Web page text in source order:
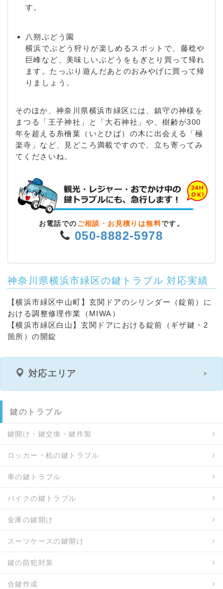
す。
八朔ぶどう園
横浜でぶどう狩りが楽しめるスポットで、藤稔や
巨峰など、美味しいぶどうをもぎとり買って帰れ
ます。たっぶり遊んだあとのおみやげに買って帰
りましょう。
そのほか、神奈川県横浜市緑区には、鎮守の神様を
まつる「王子神社」と「大石神社」や、樹齢が300
年を超える糸檜葉（いとひば）の木に出会える「極
楽寺」など、見どころ満載ですので、立ち寄ってみ
てくださいね。
お電話での ご相談・お見積りは無料です。
050-8882-5978
神奈川県横浜市緑区の鍵トラブル 対応実績
【横浜市緑区中山町】玄関ドアのシリンダー（錠前）に
おける調整修理作業（MIWA）
【横浜市緑区白山】玄関ドアにおける錠前（ギザ鍵・2
箇所）の開錠
対応エリア
鍵のトラブル
鍵開け・鍵交換・鍵作製
ロッカー・机の鍵トラブル
車の鍵トラブル
バイクの鍵トラブル
金庫の鍵開け
スーツケースの鍵開け
鍵の防犯対策
合鍵作成